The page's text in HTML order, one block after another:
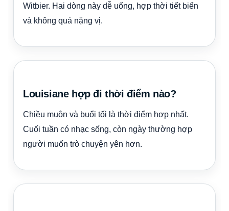
Witbier. Hai dòng này dễ uống, hợp thời tiết biển
và không quá nặng vị.
Louisiane hợp đi thời điểm nào?
Chiều muộn và buổi tối là thời điểm hợp nhất.
Cuối tuần có nhạc sống, còn ngày thường hợp
người muốn trò chuyện yên hơn.